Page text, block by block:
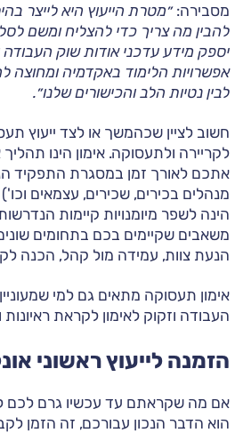
מסבירה: ״מטרת הייעוץ היא לייצר
להבין מה צריך כדי להצליח ומשם
יספק מידע עדכני אודות שוק העבודה
אפשרויות הלימוד באקדמיה ומחוצה
לבין נטיות הלב והכישורים שלנו״.
חשוב לציין שכהמשך או לצד ייעוץ
לקריירה ולתעסוקה. אימון הינו
אתכם לאורך זמן במסגרת התפקיד
מנהלים בכירים, שכירים, עצמאים
הינה לשפר מיומנויות קיימות
משאבים שקיימים בכם בתחומים
הנעת צוות, עמידה מול קהל, הכנה
אימון תעסוקה מתאים גם למי
העבודה וזקוק לאימון לקראת
הזמנה לייעוץ ראשוני
אם מה שקראתם עד עכשיו גרם לכם
הוא הדבר הנכון עבורכם, זה הזמן